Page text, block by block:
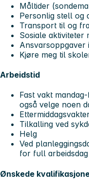
Måltider
Personlig stell og
Transport til og
Sosiale aktiviteter
Ansvarsoppgaver
Kjøre meg til
Arbeidstid
Fast vakt
også velge noen
Tilkalling ved
Helg
Ved
for full arbeidsdag
Ønskede